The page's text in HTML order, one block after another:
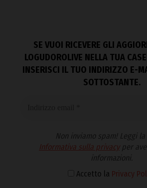
SE VUOI RICEVERE GLI
LOGUDOROLIVE NELLA TUA
INSERISCI IL TUO INDIRIZZO E-
SOTTOSTANTE.
Non inviamo spam! Leggi
Informativa sulla privacyper
informazioni.
Accetto la Privacy